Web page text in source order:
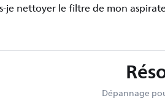
je nettoyer le filtre de mon
Dépannage